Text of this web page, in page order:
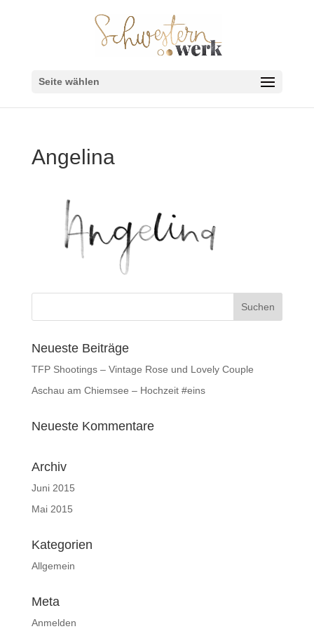
Seite wählen
Angelina
Neueste Beiträge
TFP Shootings – Vintage Rose und Lovely Couple
Aschau am Chiemsee – Hochzeit #eins
Neueste Kommentare
Archiv
Juni 2015
Mai 2015
Kategorien
Allgemein
Meta
Anmelden